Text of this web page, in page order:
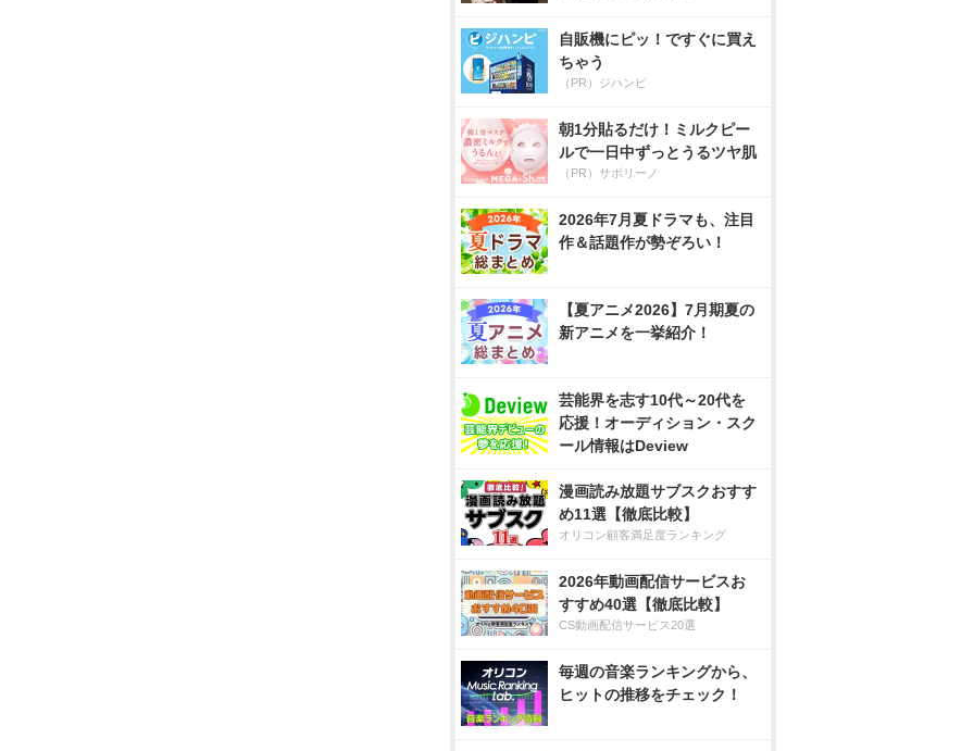
自販機にピッ！ですぐに買え
ちゃう
（PR）ジハンピ
朝1分貼るだけ！ミルクピー
ルで一日中ずっとうるツヤ肌
（PR）サボリーノ
2026年7月夏ドラマも、注目
作＆話題作が勢ぞろい！
【夏アニメ2026】7月期夏の
新アニメを一挙紹介！
芸能界を志す10代～20代を
応援！オーディション・スク
ール情報はDeview
漫画読み放題サブスクおすす
め11選【徹底比較】
オリコン顧客満足度ランキング
2026年動画配信サービスお
すすめ40選【徹底比較】
CS動画配信サービス20選
毎週の音楽ランキングから、
ヒットの推移をチェック！